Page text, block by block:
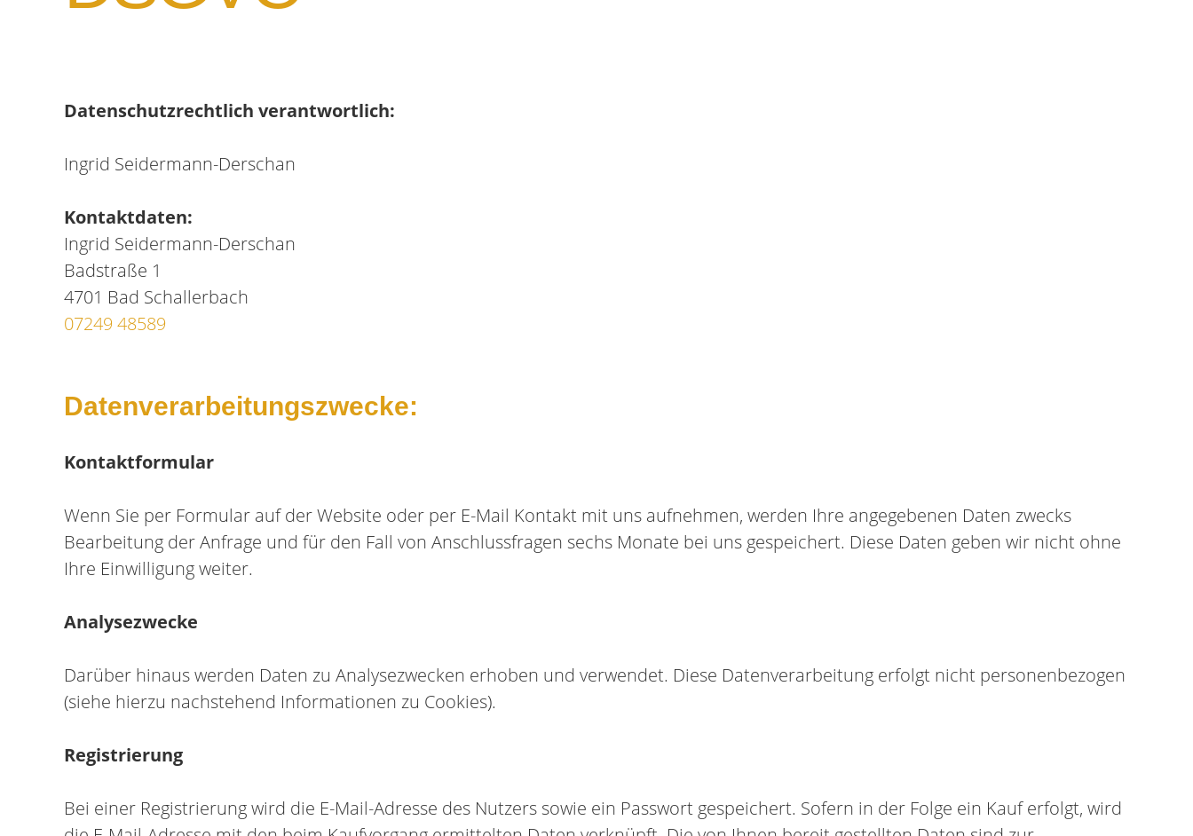
Datenschutzrechtlich verantwortlich:
Ingrid Seidermann-Derschan
Kontaktdaten:
Ingrid Seidermann-Derschan
Badstraße 1
4701 Bad Schallerbach
07249 48589
Datenverarbeitungszwecke:
Kontaktformular
Wenn Sie per Formular auf der Website oder per E-Mail Kontakt mit uns aufnehmen, werden Ihre angegebenen Daten zwecks
Bearbeitung der Anfrage und für den Fall von Anschlussfragen sechs Monate bei uns gespeichert. Diese Daten geben wir nicht ohne
Ihre Einwilligung weiter.
Analysezwecke
Darüber hinaus werden Daten zu Analysezwecken erhoben und verwendet. Diese Datenverarbeitung erfolgt nicht personenbezogen
(siehe hierzu nachstehend Informationen zu Cookies).
Registrierung
Bei einer Registrierung wird die E-Mail-Adresse des Nutzers sowie ein Passwort gespeichert. Sofern in der Folge ein Kauf erfolgt, wird